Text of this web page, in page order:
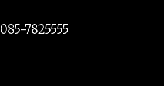
085-7825555